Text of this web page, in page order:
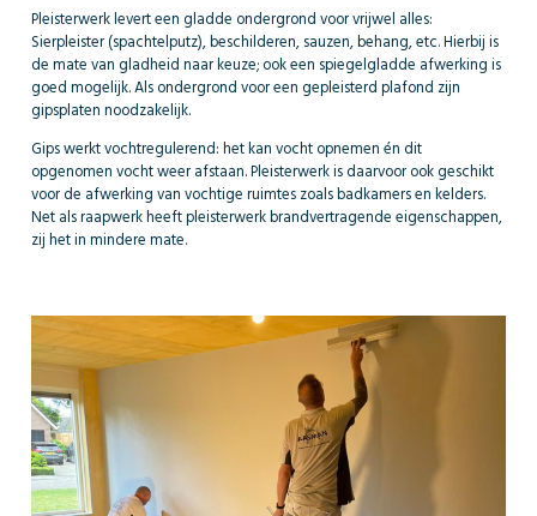
Pleisterwerk levert een gladde ondergrond voor vrijwel alles:
Sierpleister (spachtelputz), beschilderen, sauzen, behang, etc. Hierbij is
de mate van gladheid naar keuze; ook een spiegelgladde afwerking is
goed mogelijk. Als ondergrond voor een gepleisterd plafond zijn
gipsplaten noodzakelijk.
Gips werkt vochtregulerend: het kan vocht opnemen én dit
opgenomen vocht weer afstaan. Pleisterwerk is daarvoor ook geschikt
voor de afwerking van vochtige ruimtes zoals badkamers en kelders.
Net als raapwerk heeft pleisterwerk brandvertragende eigenschappen,
zij het in mindere mate.